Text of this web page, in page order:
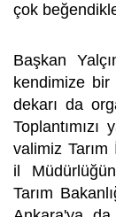
çok
Başkan
kendimize bir
dekarı da
Toplantımızı
valimiz
il
Tarım